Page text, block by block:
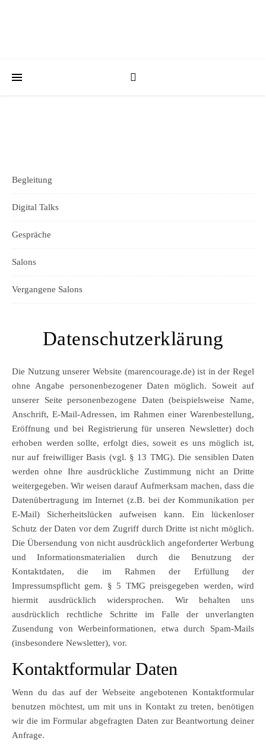
Begleitung
Digital Talks
Gespräche
Salons
Vergangene Salons
Datenschutzerklärung
Die Nutzung unserer Website (marencourage.de) ist in der Regel
ohne Angabe personenbezogener Daten möglich. Soweit auf
unserer Seite personenbezogene Daten (beispielsweise Name,
Anschrift, E-Mail-Adressen, im Rahmen einer Warenbestellung,
Eröffnung und bei Registrierung für unseren Newsletter) doch
erhoben werden sollte, erfolgt dies, soweit es uns möglich ist,
nur auf freiwilliger Basis (vgl. § 13 TMG). Die sensiblen Daten
werden ohne Ihre ausdrückliche Zustimmung nicht an Dritte
weitergegeben. Wir weisen darauf Aufmerksam machen, dass die
Datenübertragung im Internet (z.B. bei der Kommunikation per
E-Mail) Sicherheitslücken aufweisen kann. Ein lückenloser
Schutz der Daten vor dem Zugriff durch Dritte ist nicht möglich.
Die Übersendung von nicht ausdrücklich angeforderter Werbung
und Informationsmaterialien durch die Benutzung der
Kontaktdaten, die im Rahmen der Erfüllung der
Impressumspflicht gem. § 5 TMG preisgegeben werden, wird
hiermit ausdrücklich widersprochen. Wir behalten uns
ausdrücklich rechtliche Schritte im Falle der unverlangten
Zusendung von Werbeinformationen, etwa durch Spam-Mails
(insbesondere Newsletter), vor.
Kontaktformular Daten
Wenn du das auf der Webseite angebotenen Kontaktformular
benutzen möchtest, um mit uns in Kontakt zu treten, benötigen
wir die im Formular abgefragten Daten zur Beantwortung deiner
Anfrage.